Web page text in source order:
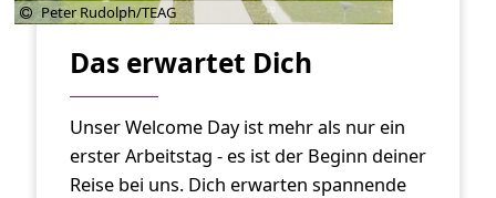
Peter Rudolph/TEAG
Das erwartet Dich
Unser Welcome Day ist mehr als nur ein
erster Arbeitstag - es ist der Beginn deiner
Reise bei uns. Dich erwarten spannende